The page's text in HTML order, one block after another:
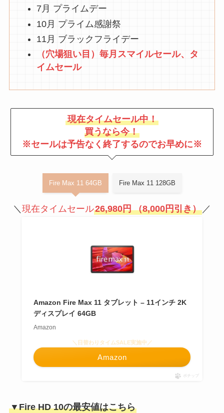
7月 プライムデー
10月 プライム感謝祭
11月 ブラックフライデー
（穴場狙い目）毎月スマイルセール、タ
イムセール
現在タイムセール中！
買うなら今！
※セールは予告なく終了するのでお早めに※
Fire Max 11 64GB Fire Max 11 128GB
＼ 現在タイムセール26,980円 （8,000円引き） ／
Amazon Fire Max 11 タブレット – 11インチ 2K
ディスプレイ 64GB
Amazon
＼日替わりタイムSALE実施中／
Amazon
ポチップ
▼Fire HD 10の最安値はこちら